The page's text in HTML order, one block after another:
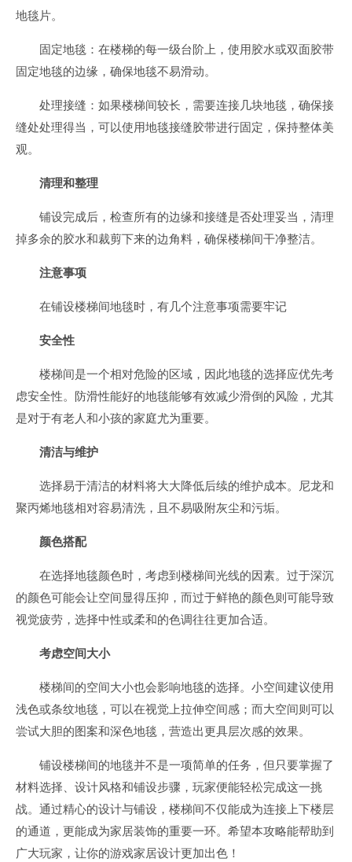
地毯片。
固定地毯：在楼梯的每一级台阶上，使用胶水或双面胶带
固定地毯的边缘，确保地毯不易滑动。
处理接缝：如果楼梯间较长，需要连接几块地毯，确保接
缝处处理得当，可以使用地毯接缝胶带进行固定，保持整体美
观。
清理和整理
铺设完成后，检查所有的边缘和接缝是否处理妥当，清理
掉多余的胶水和裁剪下来的边角料，确保楼梯间干净整洁。
注意事项
在铺设楼梯间地毯时，有几个注意事项需要牢记
安全性
楼梯间是一个相对危险的区域，因此地毯的选择应优先考
虑安全性。防滑性能好的地毯能够有效减少滑倒的风险，尤其
是对于有老人和小孩的家庭尤为重要。
清洁与维护
选择易于清洁的材料将大大降低后续的维护成本。尼龙和
聚丙烯地毯相对容易清洗，且不易吸附灰尘和污垢。
颜色搭配
在选择地毯颜色时，考虑到楼梯间光线的因素。过于深沉
的颜色可能会让空间显得压抑，而过于鲜艳的颜色则可能导致
视觉疲劳，选择中性或柔和的色调往往更加合适。
考虑空间大小
楼梯间的空间大小也会影响地毯的选择。小空间建议使用
浅色或条纹地毯，可以在视觉上拉伸空间感；而大空间则可以
尝试大胆的图案和深色地毯，营造出更具层次感的效果。
铺设楼梯间的地毯并不是一项简单的任务，但只要掌握了
材料选择、设计风格和铺设步骤，玩家便能轻松完成这一挑
战。通过精心的设计与铺设，楼梯间不仅能成为连接上下楼层
的通道，更能成为家居装饰的重要一环。希望本攻略能帮助到
广大玩家，让你的游戏家居设计更加出色！